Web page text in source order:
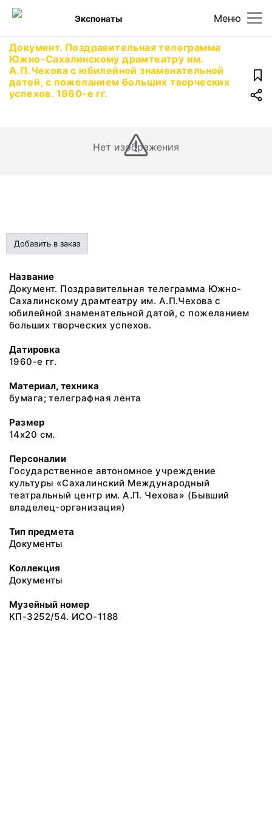
Меню
Экспонаты
Документ. Поздравительная телеграмма
Южно-Сахалинскому драмтеатру им.
А.П.Чехова с юбилейной знаменательной
датой, с пожеланием больших творческих
успехов. 1960-е гг.
Нет изображения
Добавить в заказ
Название
Документ. Поздравительная телеграмма Южно-
Сахалинскому драмтеатру им. А.П.Чехова с
юбилейной знаменательной датой, с пожеланием
больших творческих успехов.
Датировка
1960-е гг.
Материал, техника
бумага; телеграфная лента
Размер
14х20 см.
Персоналии
Государственное автономное учреждение
культуры «Сахалинский Международный
театральный центр им. А.П. Чехова» (Бывший
владелец-организация)
Тип предмета
Документы
Коллекция
Документы
Музейный номер
КП-3252/54. ИСО-1188